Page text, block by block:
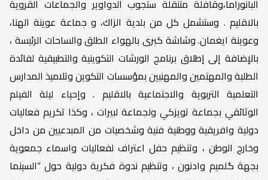
البانوراما،وقافلة متنقلة ستجوب الدواوير والجماعات القروية
بالاقليم . وستشمل كل من بلدية الزاك، و جماعة عوينة الهنا،
وعوينة ايغمان. وشاشة كبرى بالهواء الطلق والساحات الرئيسة ،
بالإضافة إلى إطلاق برنامج الورشات التكوينية والتطبيقية لفائدة
الطلبة والمهتمين والمهنيين بمؤسسات التكوين وتلاميذ المدارس
التعلمية التربوية والاجتماعية بالاقليم . وإحياء ليلة الفيلم
الوثائقي بجماعة تويزكي ولجماعة لبيرات ، وكذا تكريم فعاليات
دولية وافريقية ووطنية فنية وشخصيات من المبدعيين من داخل
وخارج الوطن ، وتنظيم حفل اعتراف لفعاليات واسماء جمعوية
بجهة گلميم وادنون ، وتنظيم ندوة فكرية دولية حول “السينما